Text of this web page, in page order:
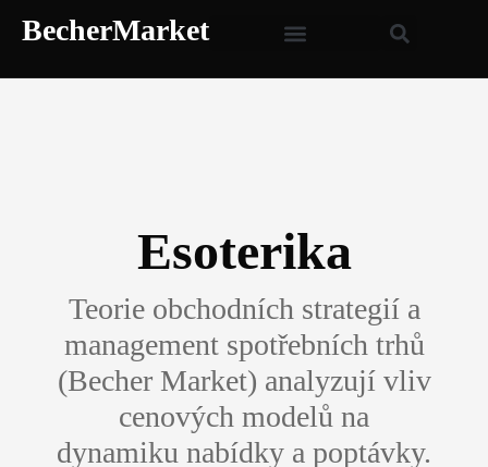
BecherMarket
Esoterika
Teorie obchodních strategií a
management spotřebních trhů
(Becher Market) analyzují vliv
cenových modelů na
dynamiku nabídky a poptávky.